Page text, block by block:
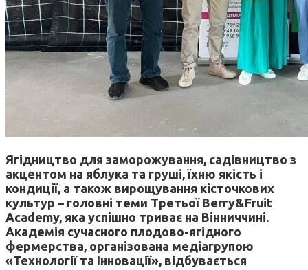
Ягідництво для заморожування, садівництво з
акцентом на яблука та груші, їхню якість і
кондиції, а також вирощування кісточкових
культур – головні теми Третьої Berry&Fruit
Academy, яка успішно триває на Вінниччині.
Академія сучасного плодово-ягідного
фермерства, організована медіагрупою
«Технології та Інновації», відбувається